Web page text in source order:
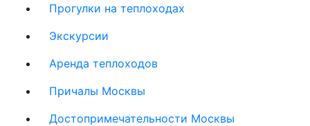
Прогулки на теплоходах
Экскурсии
Аренда теплоходов
Причалы Москвы
Достопримечательности Москвы